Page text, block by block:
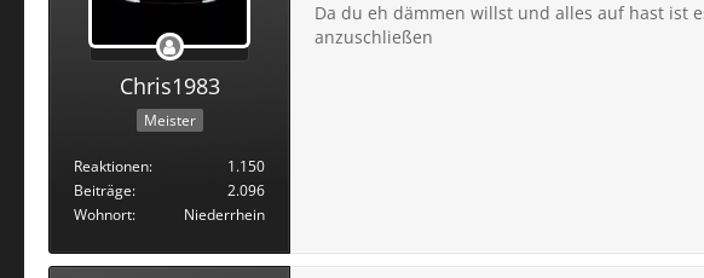
Chris1983
Meister
Reaktionen
1.150
Beiträge
2.096
Wohnort
Niederrhein
Da du eh dämmen willst und alles auf hast ist
anzuschließen